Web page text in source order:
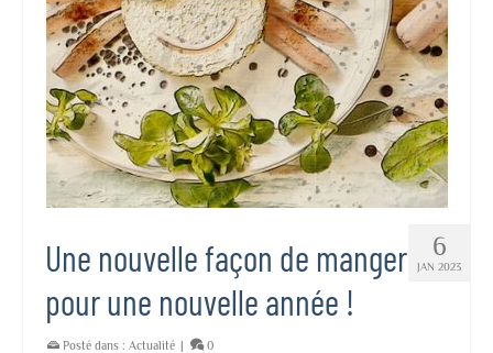
6
JAN 2023
Une nouvelle façon de manger
pour une nouvelle année !
Posté dans : Actualité | 0